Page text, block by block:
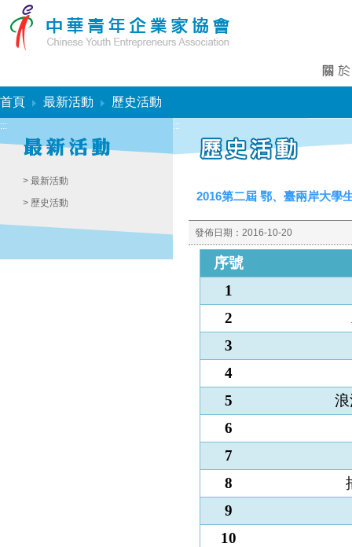
首頁 最新活動 歷史活動
:::
> 最新活動
> 歷史活動
:::
2016第二屆 鄂、臺兩岸大學
發佈日期： 2016-10-20
序號
1
2
3
4
5
6
7
8
9
10